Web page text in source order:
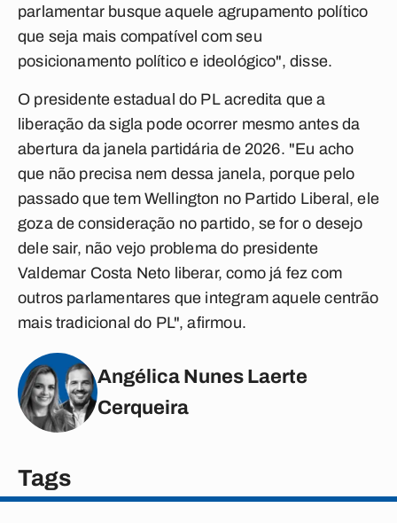
parlamentar busque aquele agrupamento político
que seja mais compatível com seu
posicionamento político e ideológico", disse.
O presidente estadual do PL acredita que a
liberação da sigla pode ocorrer mesmo antes da
abertura da janela partidária de 2026. "Eu acho
que não precisa nem dessa janela, porque pelo
passado que tem Wellington no Partido Liberal, ele
goza de consideração no partido, se for o desejo
dele sair, não vejo problema do presidente
Valdemar Costa Neto liberar, como já fez com
outros parlamentares que integram aquele centrão
mais tradicional do PL", afirmou.
Angélica Nunes Laerte
Cerqueira
Tags